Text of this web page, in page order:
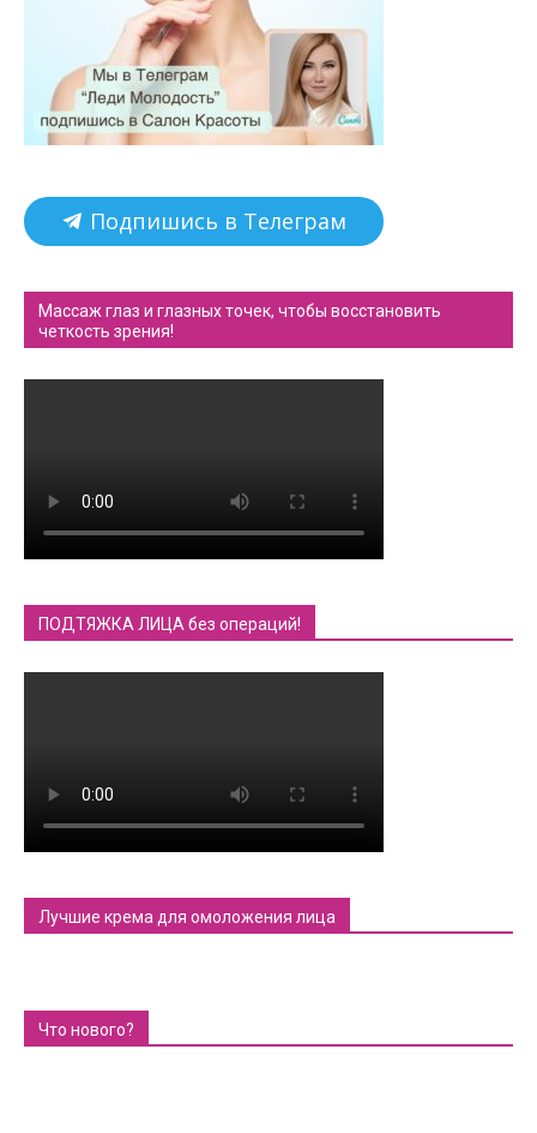
Подпишись в Телеграм
Массаж глаз и глазных точек, чтобы восстановить
четкость зрения!
ПОДТЯЖКА ЛИЦА без операций!
Лучшие крема для омоложения лица
Что нового?